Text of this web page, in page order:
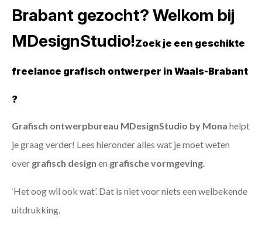
Brabant gezocht? Welkom bij
MDesignStudio!Zoek je een geschikte
freelance grafisch ontwerper in Waals-Brabant
?
Grafisch ontwerpbureau MDesignStudio by Mona helpt
je graag verder! Lees hieronder alles wat je moet weten
over grafisch design en grafische vormgeving
‘Het oog wil ook wat’. Dat is niet voor niets een welbekende
uitdrukking.